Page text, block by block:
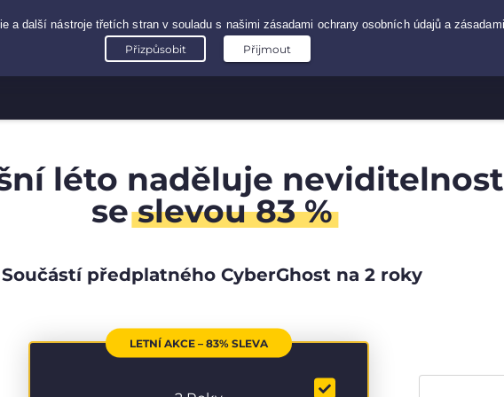
léto naděluje neviditelnost
seslevou 83 %
Součástí předplatného CyberGhost na 2 roky
LETNÍ AKCE – 83% SLEVA